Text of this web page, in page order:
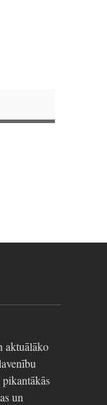
aktuālāko
un